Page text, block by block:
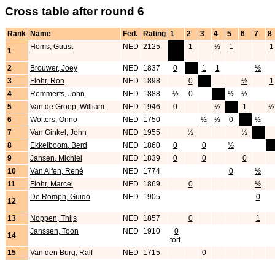
Cross table after round 6
Rank Name Fed. Rating 1 2 3 4 5 6 7
8
1
Homs, Guust NED 2125 1 ½ 1 1
2 Brouwer, Joey NED 1837 0 1 1
½
3
Flohr, Ron NED 1898 0 ½
1
4
Remmerts, John NED 1888 ½ 0 ½
½
5
Van de Groep, William NED 1946 0 ½ 1
½
6
Wolters, Onno NED 1750 ½ ½ 0
½
7
Van Ginkel, John NED 1955 ½ ½
8
Ekkelboom, Berd NED 1860 0 0 ½
9
Jansen, Michiel NED 1839 0 0
0
10
Van Alfen, René NED 1774 0
½
11
Flohr, Marcel NED 1869 0
½
12
De Romph, Guido NED 1905 0
13 Noppen, Thijs NED 1857 0
1
14
Janssen, Toon NED 1910
0
forf
15
Van den Burg, Ralf NED 1715
0